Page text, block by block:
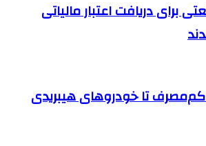
برای دریافت اعتبار مالیاتی
کم‌مصرف تا خودروهای هیبریدی